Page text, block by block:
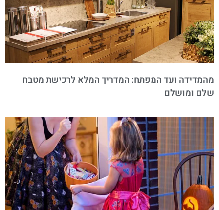
מהמדידה ועד המפתח: המדריך המלא לרכישת מטבח
שלם ומושלם